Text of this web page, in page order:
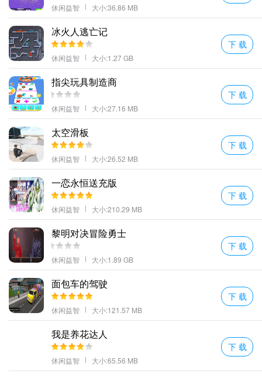
休闲益智 大小:36.86 MB
冰火人逃亡记
休闲益智 大小:1.27 GB
下 载
指尖玩具制造商
休闲益智 大小:27.16 MB
下 载
太空滑板
休闲益智 大小:26.52 MB
下 载
一恋永恒送充版
休闲益智 大小:210.29 MB
下 载
黎明对决冒险勇士
休闲益智 大小:1.89 GB
下 载
面包车的驾驶
休闲益智 大小:121.57 MB
下 载
我是养花达人
休闲益智 大小:65.56 MB
下 载